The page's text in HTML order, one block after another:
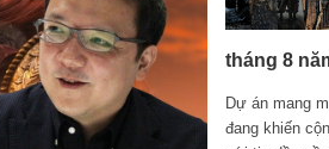
tháng 8
Dự án mang
đang khiến